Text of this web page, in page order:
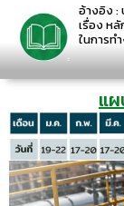
อ้างอิง :
เรื่อง ห
ในการท
แ